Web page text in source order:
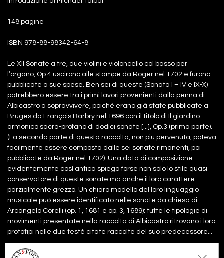
148 pagine
ISBN 978-88-98342-64-8
Le XII Sonate a tre, due violini e violoncello col basso per
l’organo, Op.4 uscirono alle stampe da Roger nel 1702 e furono
pubblicate a sue spese. Ben sei di queste (Sonata I – IV e IX-X)
potrebbero essere tra i primi lavori provenienti dalla penna di
Albicastro a sopravvivere, poiché erano già state pubblicate a
Bruges da François Barbry nel 1696 con il titolo di Il giardino
armonico sacro-profano di dodici sonate [...], Op.3 (prima parte).
(La seconda parte di questa raccolta, non più pervenuta, poteva
facilmente essere composta dalle sei sonate rimanenti, poi
pubblicate da Roger nel 1702). Una data di composizione
evidentemente così antica spiega forse non solo lo stile quasi
conservatore di queste sonate ma anche il loro carattere
parzialmente grezzo. Un chiaro modello del loro linguaggio
musicale può essere identificato nelle sonate da chiesa di
Arcangelo Corelli (op. 1, 1681 e op. 3, 1689): tutte le tipologie di
movimenti presentate nella raccolta di Albicastro ritrovano i loro
prototipi nelle due testé citate raccolte del suo predecessore...